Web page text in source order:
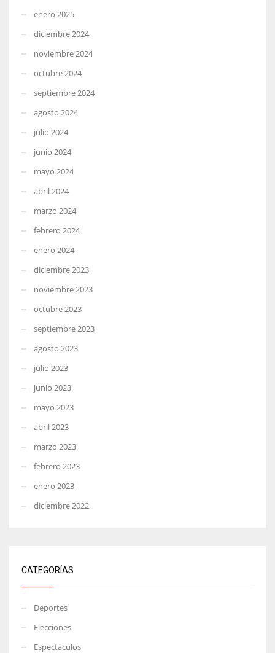
enero 2025
diciembre 2024
noviembre 2024
octubre 2024
septiembre 2024
agosto 2024
julio 2024
junio 2024
mayo 2024
abril 2024
marzo 2024
febrero 2024
enero 2024
diciembre 2023
noviembre 2023
octubre 2023
septiembre 2023
agosto 2023
julio 2023
junio 2023
mayo 2023
abril 2023
marzo 2023
febrero 2023
enero 2023
diciembre 2022
CATEGORÍAS
Deportes
Elecciones
Espectáculos